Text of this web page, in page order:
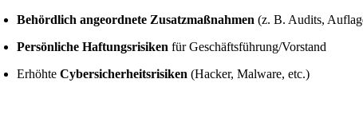
Behördlich angeordnete Zusatzmaßnahmen (z. B. Audits,
Persönliche Haftungsrisiken für Geschäftsführung/Vorstand
Erhöhte Cybersicherheitsrisiken(Hacker, Malware, etc.)